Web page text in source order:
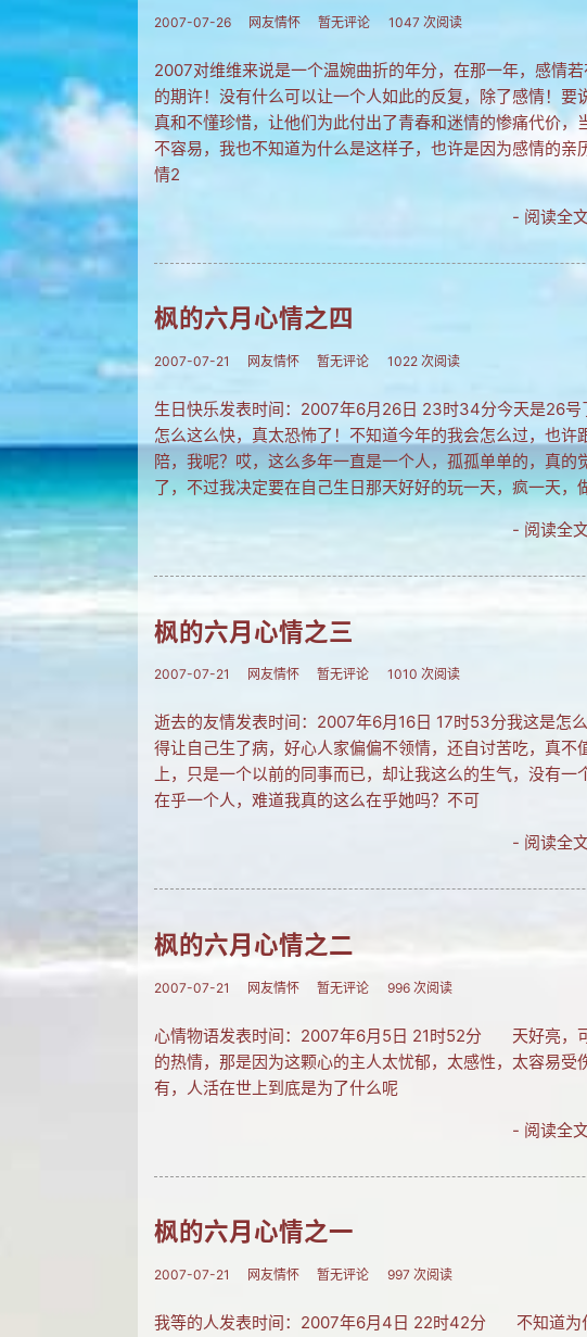
2007-07-26 网友情怀 暂无评论 1047 次阅读
2007对维维来说是一个温婉曲折的年分，在那一年，感情
的期许！没有什么可以让一个人如此的反复，除了感情！
真和不懂珍惜，让他们为此付出了青春和迷情的惨痛代价
不容易，我也不知道为什么是这样子，也许是因为感情的
情2
- 阅读全
枫的六月心情之四
2007-07-21 网友情怀 暂无评论 1022 次阅读
生日快乐发表时间：2007年6月26日 23时34分今天是26
怎么这么快，真太恐怖了！不知道今年的我会怎么过，也
陪，我呢？哎，这么多年一直是一个人，孤孤单单的，真
了，不过我决定要在自己生日那天好好的玩一天，疯一天
- 阅读全
枫的六月心情之三
2007-07-21 网友情怀 暂无评论 1010 次阅读
逝去的友情发表时间：2007年6月16日 17时53分我这是怎
得让自己生了病，好心人家偏偏不领情，还自讨苦吃，真
上，只是一个以前的同事而已，却让我这么的生气，没有
在乎一个人，难道我真的这么在乎她吗？不可
- 阅读全
枫的六月心情之二
2007-07-21 网友情怀 暂无评论 996 次阅读
心情物语发表时间：2007年6月5日 21时52分 天好亮，
的热情，那是因为这颗心的主人太忧郁，太感性，太容
有，人活在世上到底是为了什么呢
- 阅读全
枫的六月心情之一
2007-07-21 网友情怀 暂无评论 997 次阅读
我等的人发表时间：2007年6月4日 22时42分 不知道为